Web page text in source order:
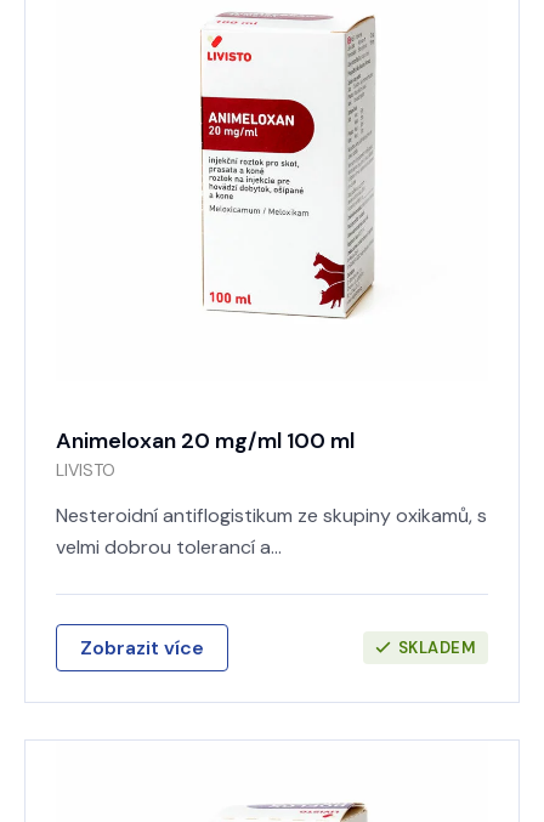
Animeloxan 20 mg/ml 100 ml
LIVISTO
Nesteroidní antiflogistikum ze skupiny oxikamů, s
velmi dobrou tolerancí a…
Zobrazit více SKLADEM